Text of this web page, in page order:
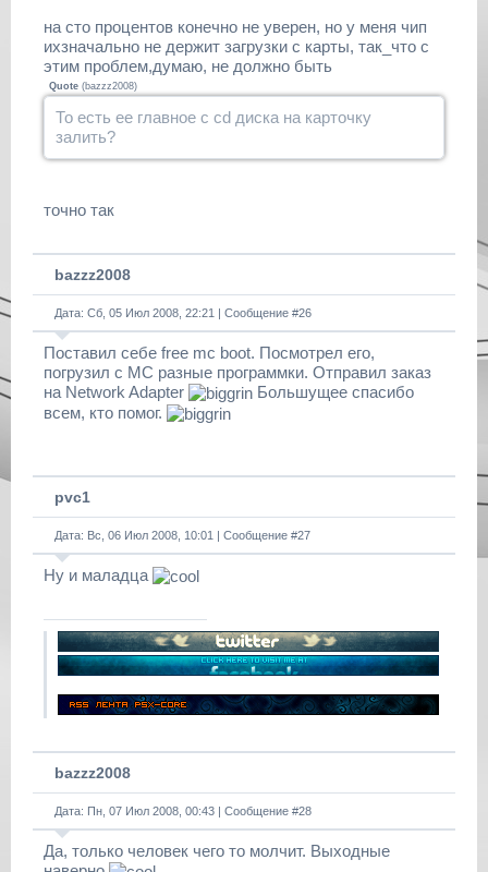
на сто процентов конечно не уверен, но у меня чип
ихзначально не держит загрузки с карты, так_что с
этим проблем,думаю, не должно быть
Quote (bazzz2008)
То есть ее главное с cd диска на карточку
залить?
точно так
bazzz2008
Дата: Сб, 05 Июл 2008, 22:21 | Сообщение #26
Поставил себе free mc boot. Посмотрел его,
погрузил с MC разные программки. Отправил заказ
на Network Adapter
Большущее спасибо
всем, кто помог.
pvc1
Дата: Вс, 06 Июл 2008, 10:01 | Сообщение #27
Ну и маладца
bazzz2008
Дата: Пн, 07 Июл 2008, 00:43 | Сообщение #28
Да, только человек чего то молчит. Выходные